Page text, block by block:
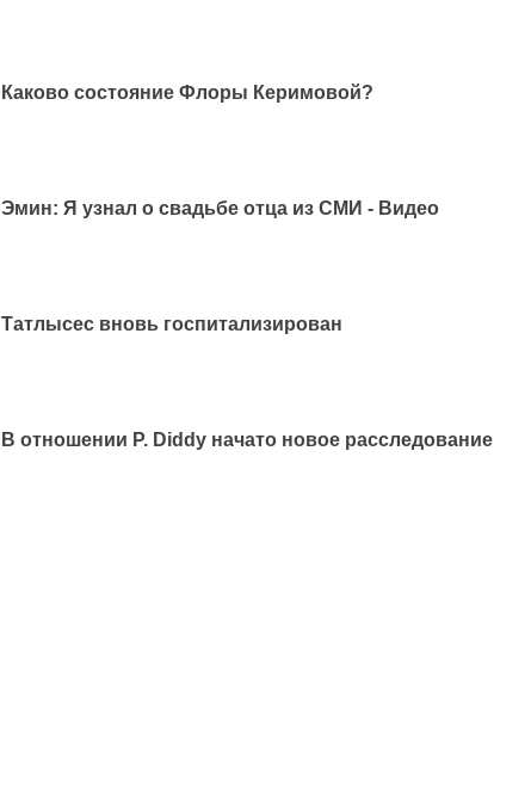
Каково состояние Флоры Керимовой?
Эмин: Я узнал о свадьбе отца из СМИ - Видео
Татлысес вновь госпитализирован
В отношении P. Diddy начато новое расследование